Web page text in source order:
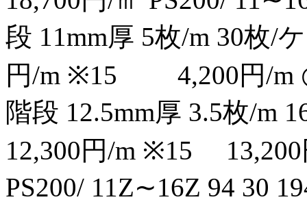
段 11mm厚 5枚/m 30枚
円/m ※15 4,200円/m
階段 12.5mm厚 3.5枚/
12,300円/m ※15
PS200/ 11Z∼16Z 94 30